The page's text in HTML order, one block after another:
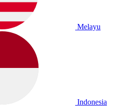
Melayu
Indonesia